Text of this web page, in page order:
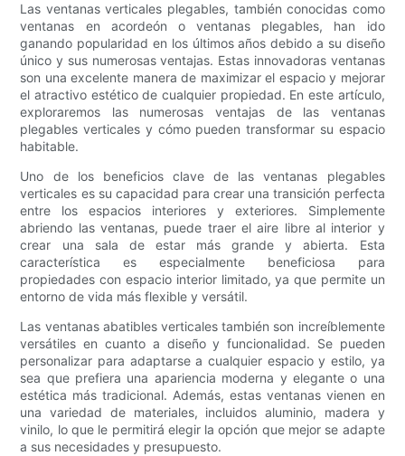
Las ventanas verticales plegables, también conocidas como
ventanas en acordeón o ventanas plegables, han ido
ganando popularidad en los últimos años debido a su diseño
único y sus numerosas ventajas. Estas innovadoras ventanas
son una excelente manera de maximizar el espacio y mejorar
el atractivo estético de cualquier propiedad. En este artículo,
exploraremos las numerosas ventajas de las ventanas
plegables verticales y cómo pueden transformar su espacio
habitable.
Uno de los beneficios clave de las ventanas plegables
verticales es su capacidad para crear una transición perfecta
entre los espacios interiores y exteriores. Simplemente
abriendo las ventanas, puede traer el aire libre al interior y
crear una sala de estar más grande y abierta. Esta
característica es especialmente beneficiosa para
propiedades con espacio interior limitado, ya que permite un
entorno de vida más flexible y versátil.
Las ventanas abatibles verticales también son increíblemente
versátiles en cuanto a diseño y funcionalidad. Se pueden
personalizar para adaptarse a cualquier espacio y estilo, ya
sea que prefiera una apariencia moderna y elegante o una
estética más tradicional. Además, estas ventanas vienen en
una variedad de materiales, incluidos aluminio, madera y
vinilo, lo que le permitirá elegir la opción que mejor se adapte
a sus necesidades y presupuesto.